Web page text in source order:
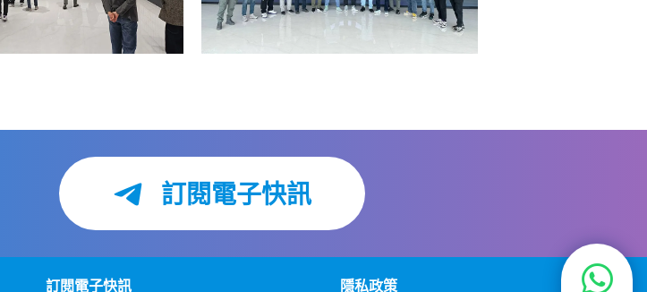
訂閱電子快訊
訂閱電子快訊 隱私政策